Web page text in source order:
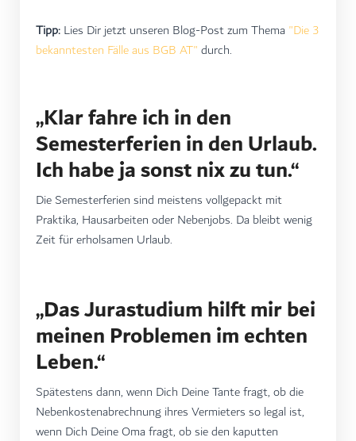
Tipp: Lies Dir jetzt unseren Blog-Post zum Thema "Die 3
bekanntesten Fälle aus BGB AT" durch.
„Klar fahre ich in den
Semesterferien in den Urlaub.
Ich habe ja sonst nix zu tun.“
Die Semesterferien sind meistens vollgepackt mit
Praktika, Hausarbeiten oder Nebenjobs. Da bleibt wenig
Zeit für erholsamen Urlaub.
„Das Jurastudium hilft mir bei
meinen Problemen im echten
Leben.“
Spätestens dann, wenn Dich Deine Tante fragt, ob die
Nebenkostenabrechnung ihres Vermieters so legal ist,
wenn Dich Deine Oma fragt, ob sie den kaputten